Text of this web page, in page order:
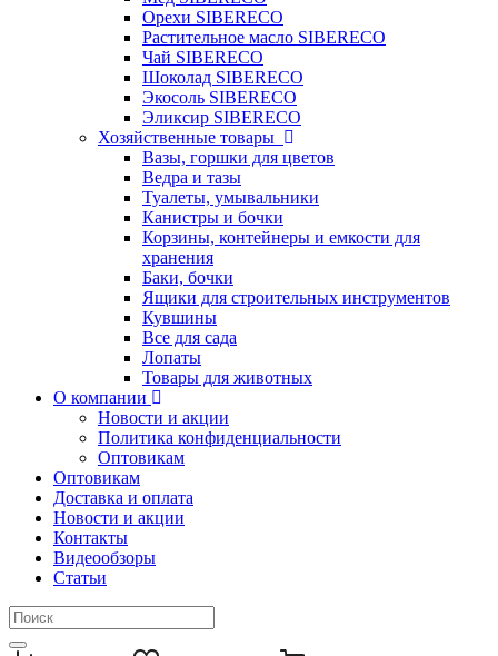
Орехи SIBERECO
Растительное масло SIBERECO
Чай SIBERECO
Шоколад SIBERECO
Экосоль SIBERECO
Эликсир SIBERECO
Хозяйственные товары
Вазы, горшки для цветов
Ведра и тазы
Туалеты, умывальники
Канистры и бочки
Корзины, контейнеры и емкости для
хранения
Баки, бочки
Ящики для строительных инструментов
Кувшины
Все для сада
Лопаты
Товары для животных
О компании
Новости и акции
Политика конфиденциальности
Оптовикам
Оптовикам
Доставка и оплата
Новости и акции
Контакты
Видеообзоры
Статьи